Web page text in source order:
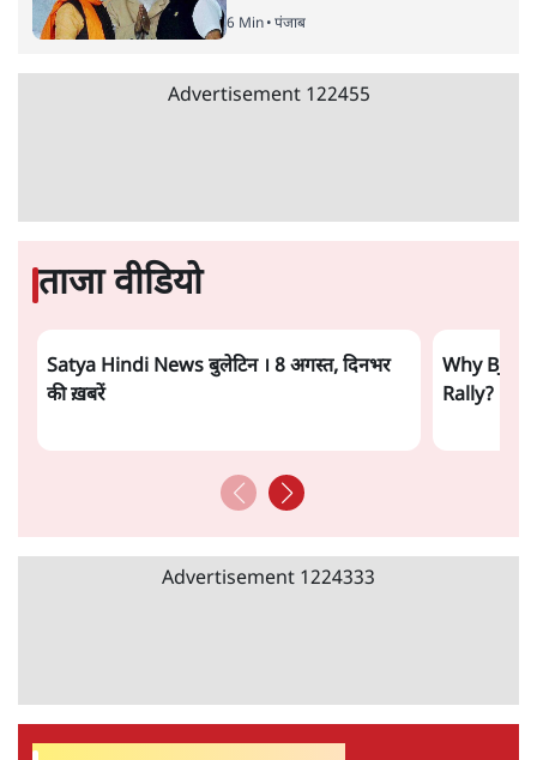
6 Min• पंजाब
Advertisement 122455
ताजा वीडियो
Satya Hindi News बुलेटिन । 8 अगस्त, दिनभर
की ख़बरें
Why BJP
Rally?
Advertisement 1224333